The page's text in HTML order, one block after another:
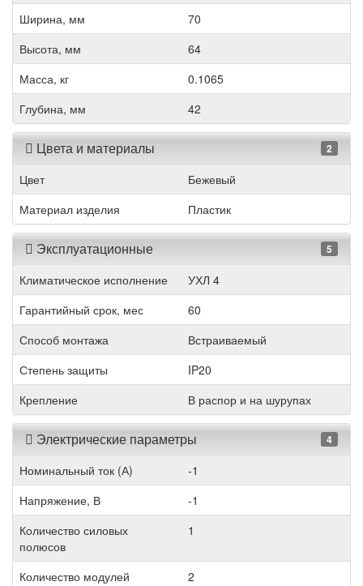
Ширина, мм
70
Высота, мм
64
Масса, кг
0.1065
Глубина, мм
42
Цвета и материалы 2
Цвет
Бежевый
Материал изделия
Пластик
Эксплуатационные 5
Климатическое исполнение
УХЛ 4
Гарантийный срок, мес
60
Способ монтажа
Встраиваемый
Степень защиты
IP20
Крепление
В распор и на шурупах
Электрические параметры 4
Номинальный ток (А)
-1
Напряжение, В
-1
Количество силовых
полюсов
1
Количество модулей 2